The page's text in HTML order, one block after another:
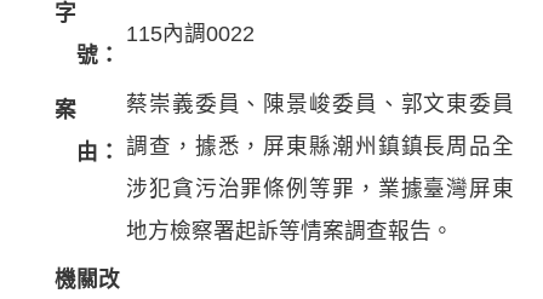
字
號：
115內調0022
案
由：
蔡崇義委員、陳景峻委員、郭文東委員
調查，據悉，屏東縣潮州鎮鎮長周品全
涉犯貪污治罪條例等罪，業據臺灣屏東
地方檢察署起訴等情案調查報告。
機關改